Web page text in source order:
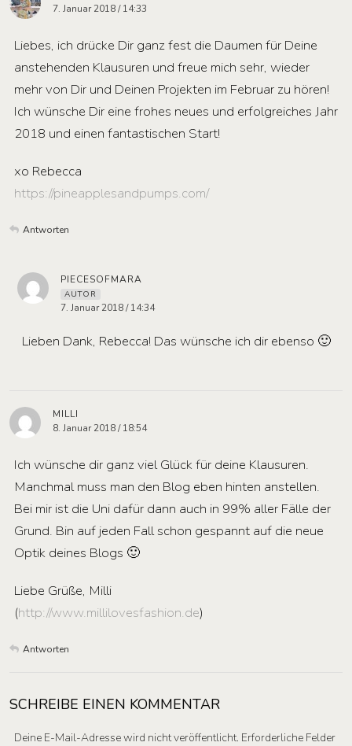
7. Januar 2018 / 14:33
Liebes, ich drücke Dir ganz fest die Daumen für Deine
anstehenden Klausuren und freue mich sehr, wieder
mehr von Dir und Deinen Projekten im Februar zu hören!
Ich wünsche Dir eine frohes neues und erfolgreiches Jahr
2018 und einen fantastischen Start!
xo Rebecca
https://pineapplesandpumps.com/
Antworten
PIECESOFMARA
AUTOR
7. Januar 2018 / 14:34
Lieben Dank, Rebecca! Das wünsche ich dir ebenso 🙂
MILLI
8. Januar 2018 / 18:54
Ich wünsche dir ganz viel Glück für deine Klausuren.
Manchmal muss man den Blog eben hinten anstellen.
Bei mir ist die Uni dafür dann auch in 99% aller Fälle der
Grund. Bin auf jeden Fall schon gespannt auf die neue
Optik deines Blogs 🙂
Liebe Grüße, Milli
(http://www.millilovesfashion.de)
Antworten
SCHREIBE EINEN KOMMENTAR
Deine E-Mail-Adresse wird nicht veröffentlicht. Erforderliche Felder